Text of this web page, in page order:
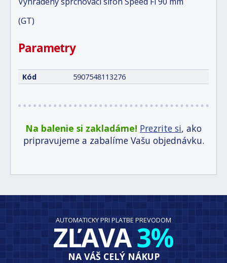
(GT)
Parametry
Kód 5907548113276
Na balenie si zakladáme! Prezrite si, ako
pripravujeme a zabalíme Vašu objednávku.
AUTOMATICKY PRI PLATBE PREVODOM
ZĽAVA3%
NA VÁŠ CELÝ NÁKUP